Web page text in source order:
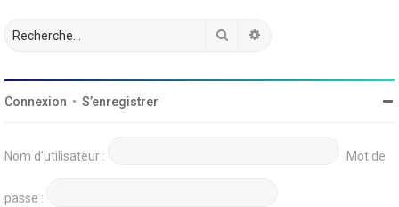
Rechercher
Connexion • S’enregistrer
Nom d’utilisateur : Mot de
passe :